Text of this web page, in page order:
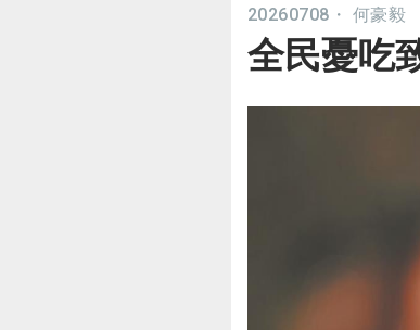
20260708 ・ 何豪毅
全民憂吃